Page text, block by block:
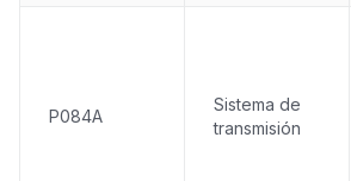
P084A
Sistema de
transmisión